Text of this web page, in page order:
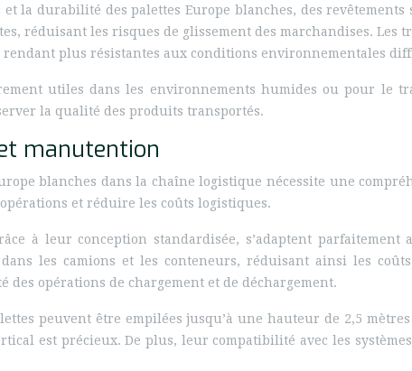
la durabilité des palettes Europe blanches, des
réduisant les risques de glissement des marchandises.
rendant plus résistantes aux conditions environnementales
utiles dans les environnements humides ou pour le
la qualité des produits transportés.
manutention
blanches dans la chaîne logistique nécessite une
et réduire les coûts logistiques.
à leur conception standardisée, s’adaptent
les camions et les conteneurs, réduisant ainsi les
des opérations de chargement et de déchargement.
peuvent être empilées jusqu’à une hauteur de 2,5
est précieux. De plus, leur compatibilité avec les